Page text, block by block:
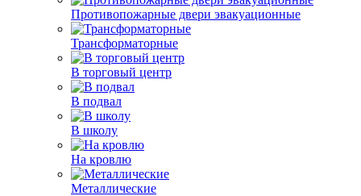
Противопожарные двери эвакуационные
Трансформаторные
В торговый центр
В подвал
В школу
На кровлю
Металлические